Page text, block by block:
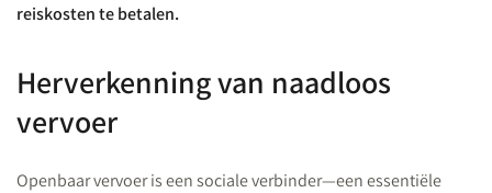
reiskosten te betalen.
Herverkenning van naadloos
vervoer
Openbaar vervoer is een sociale verbinder—een essentiële